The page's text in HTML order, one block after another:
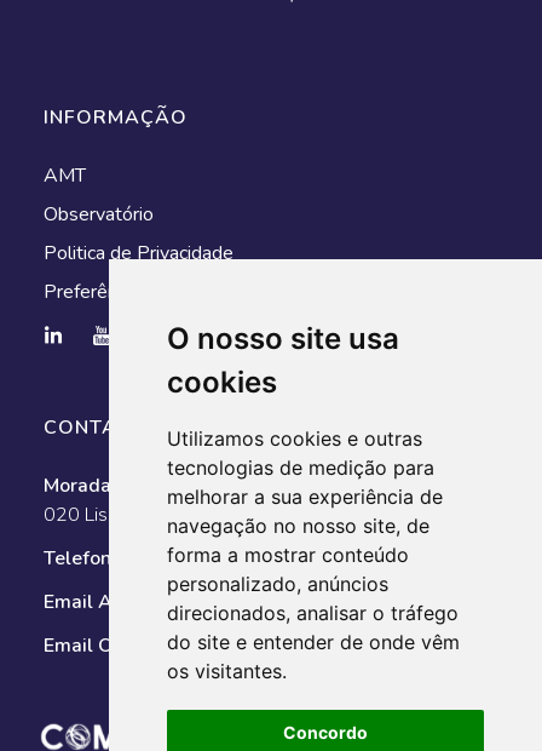
O nosso site usa
cookies
Utilizamos cookies e outras
tecnologias de medição para
melhorar a sua experiência de
navegação no nosso site, de
forma a mostrar conteúdo
personalizado, anúncios
direcionados, analisar o tráfego
do site e entender de onde vêm
os visitantes.
Concordo
INFORMAÇÃO
AMT
Observatório
Politica de Privacidade
Preferências de cookies
CONTACTOS
Morada:
Av. António Augusto de Aguiar, n.º 128, 1050-
020 Lisboa
Telefone:
351 211 025 800
Email AMT:
geral@amt-autoridade.pt
Email Observatório:observatorio@amt-autoridade.pt